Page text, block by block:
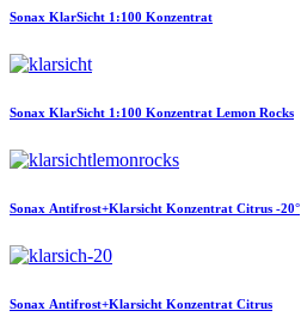
Sonax KlarSicht 1:100 Konzentrat
Sonax KlarSicht 1:100 Konzentrat Lemon Rocks
Sonax Antifrost+Klarsicht Konzentrat Citrus -20°
Sonax Antifrost+Klarsicht Konzentrat Citrus